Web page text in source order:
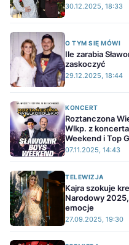
30.12.2025, 18:33
O TYM SIĘ MÓWI
Ile zarabia
zaskoczyć
29.12.2025, 18:44
KONCERT
Roztanczona
Wlkp. z
Weekend i Top
07.11.2025, 14:43
TELEWIZJA
Kajra szokuje
Narodowy
emocje
27.09.2025, 19:30